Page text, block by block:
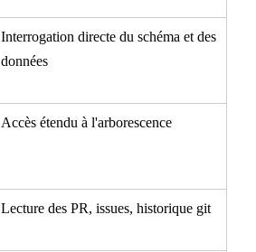
Interrogation directe du schéma et des
données
Accès étendu à l'arborescence
Lecture des PR, issues, historique git